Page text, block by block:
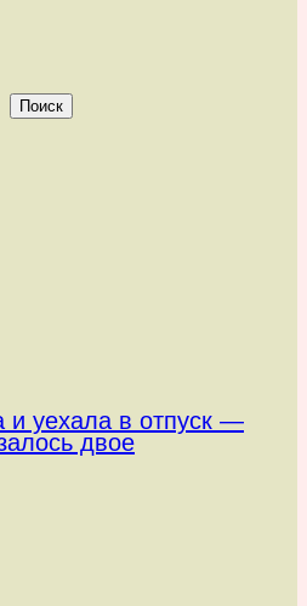
Поиск
и уехала в отпуск —
двое